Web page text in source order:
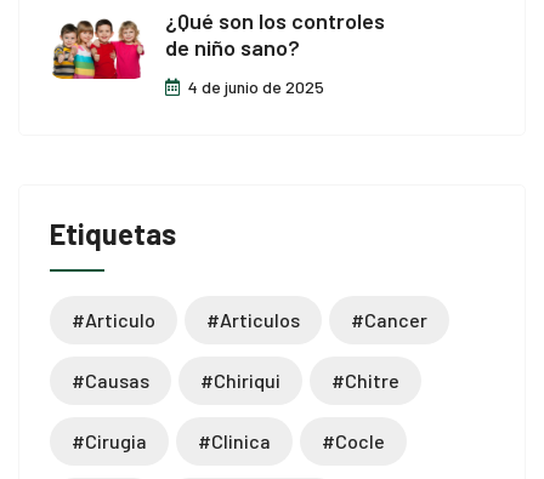
¿Qué son los controles
de niño sano?
4 de junio de 2025
Etiquetas
#articulo #articulos #cancer
#causas #chiriqui #chitre
#cirugia #clinica #cocle